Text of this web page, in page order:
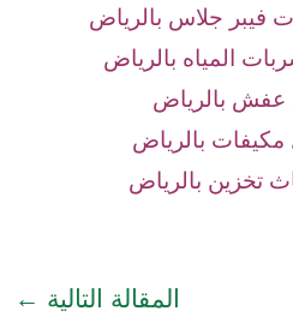
فيبر جلاس بالرياض
المياه بالرياض
عفش بالرياض
بالرياض
تخزين بالرياض
المقالة التالية ←